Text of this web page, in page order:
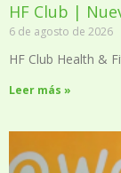
HF Club |
6 de agosto de 2026
HF Club Health &
Leer más »